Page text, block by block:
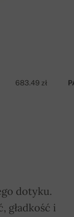
683.49 zł
dotyku.
gładkość i